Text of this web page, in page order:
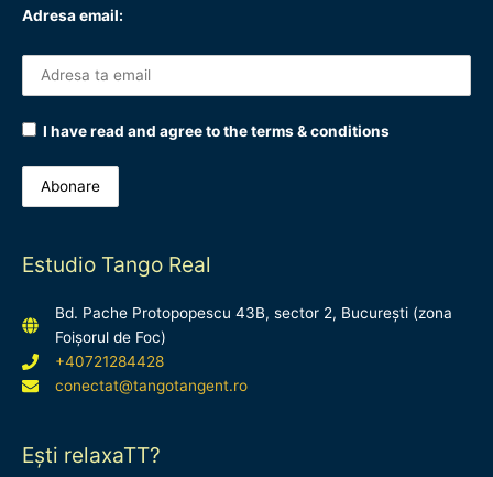
Adresa email:
I have read and agree to the terms & conditions
Estudio Tango Real
Bd. Pache Protopopescu 43B, sector 2, București (zona
Foișorul de Foc)
+40721284428
conectat@tangotangent.ro
Ești relaxaTT?